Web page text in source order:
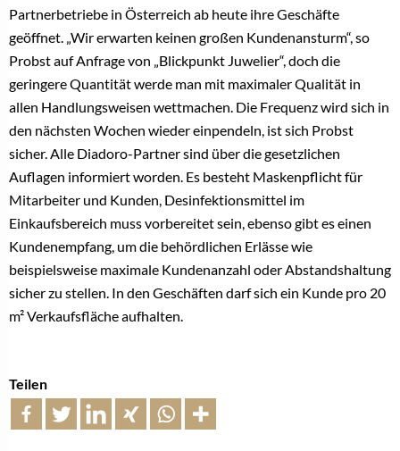
Partnerbetriebe in Österreich ab heute ihre Geschäfte
geöffnet. „Wir erwarten keinen großen Kundenansturm“, so
Probst auf Anfrage von „Blickpunkt Juwelier“, doch die
geringere Quantität werde man mit maximaler Qualität in
allen Handlungsweisen wettmachen. Die Frequenz wird sich in
den nächsten Wochen wieder einpendeln, ist sich Probst
sicher. Alle Diadoro-Partner sind über die gesetzlichen
Auflagen informiert worden. Es besteht Maskenpflicht für
Mitarbeiter und Kunden, Desinfektionsmittel im
Einkaufsbereich muss vorbereitet sein, ebenso gibt es einen
Kundenempfang, um die behördlichen Erlässe wie
beispielsweise maximale Kundenanzahl oder Abstandshaltung
sicher zu stellen. In den Geschäften darf sich ein Kunde pro 20
m² Verkaufsfläche aufhalten.
Teilen